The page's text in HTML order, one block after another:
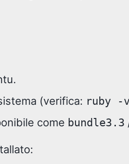
(verifica: ruby -v
come bundle3.3